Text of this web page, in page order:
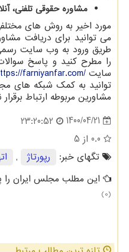
مشاوره حقوقی تلفنی، آنلاین و
مورد اخیر به روش های
می توانید برای دریافت
طریق ورود به وب سایت
را مطرح کنید و پاسخ
سایتfarniyanfar.com/
توانید به کمک شبکه های
مشاورین مربوطه ارتباط برقرار
1400/04/21
23:20:52
0.0 از 5
تگهای خبر:
رپورتاژ ,
این مطلب مجلس ایران را
(0)